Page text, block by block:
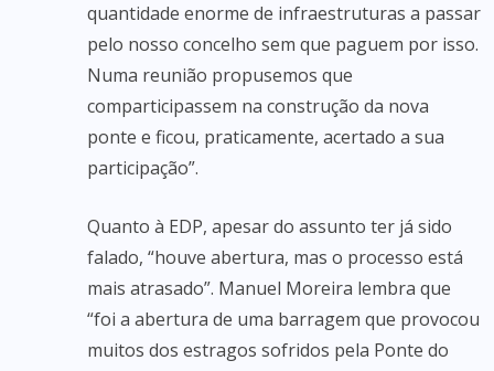
quantidade enorme de infraestruturas a passar
pelo nosso concelho sem que paguem por isso.
Numa reunião propusemos que
comparticipassem na construção da nova
ponte e ficou, praticamente, acertado a sua
participação”.
Quanto à EDP, apesar do assunto ter já sido
falado, “houve abertura, mas o processo está
mais atrasado”. Manuel Moreira lembra que
“foi a abertura de uma barragem que provocou
muitos dos estragos sofridos pela Ponte do